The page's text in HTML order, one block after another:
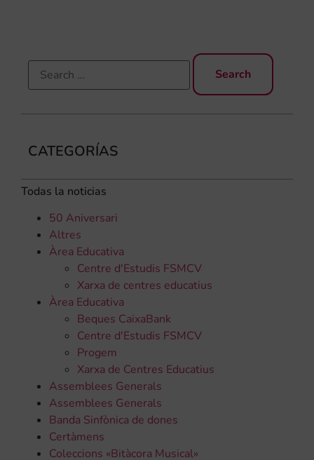
CATEGORÍAS
Todas la noticias
50 Aniversari
Altres
Àrea Educativa
Centre d'Estudis FSMCV
Xarxa de centres educatius
Àrea Educativa
Beques CaixaBank
Centre d'Estudis FSMCV
Progem
Xarxa de Centres Educatius
Assemblees Generals
Assemblees Generals
Banda Sinfònica de dones
Certàmens
Coleccions «Bitàcora Musical»